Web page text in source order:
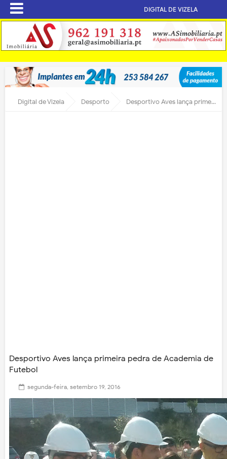
DIGITAL DE VIZELA
Digital de Vizela Desporto Desportivo Aves lança primeira pedra de Academia de Futebol
Desportivo Aves lança primeira pedra de Academia de
Futebol
segunda-feira, setembro 19, 2016